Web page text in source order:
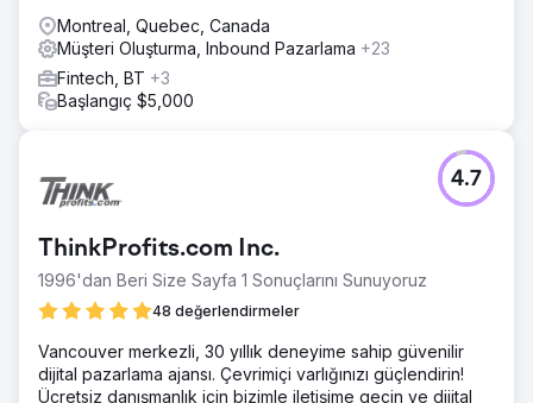
Montreal, Quebec, Canada
Müşteri Oluşturma, Inbound Pazarlama +23
Fintech, BT +3
Başlangıç $5,000
ThinkProfits.com Inc.
1996'dan Beri Size Sayfa 1 Sonuçlarını Sunuyoruz
48 değerlendirmeler
4.7
Vancouver merkezli, 30 yıllık deneyime sahip güvenilir
dijital pazarlama ajansı. Çevrimiçi varlığınızı güçlendirin!
Ücretsiz danışmanlık için bizimle iletişime geçin ve dijital